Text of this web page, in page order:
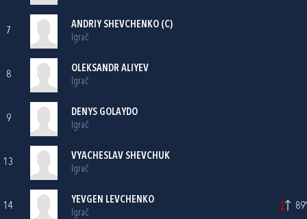
7
ANDRIY SHEVCHENKO (C)
Igrač
8
OLEKSANDR ALIYEV
Igrač
9
DENYS GOLAYDO
Igrač
13
VYACHESLAV SHEVCHUK
Igrač
14
YEVGEN LEVCHENKO
Igrač
89'